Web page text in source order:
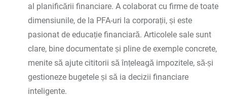
al planificării financiare. A colaborat cu firme de toate
dimensiunile, de la PFA-uri la corporații, și este
pasionat de educație financiară. Articolele sale sunt
clare, bine documentate și pline de exemple concrete,
menite să ajute cititorii să înțeleagă impozitele, să-și
gestioneze bugetele și să ia decizii financiare
inteligente.